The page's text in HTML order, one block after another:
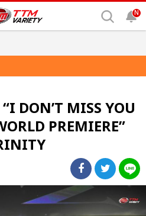
N
DON’T MISS YOU
PREMIERE”